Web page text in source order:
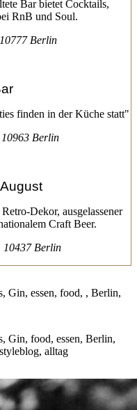
Bar bietet Cocktails,
RnB und Soul.
Berlin
finden in der Küche statt"
Berlin
Dekor, ausgelassener
Craft Beer.
10437 Berlin